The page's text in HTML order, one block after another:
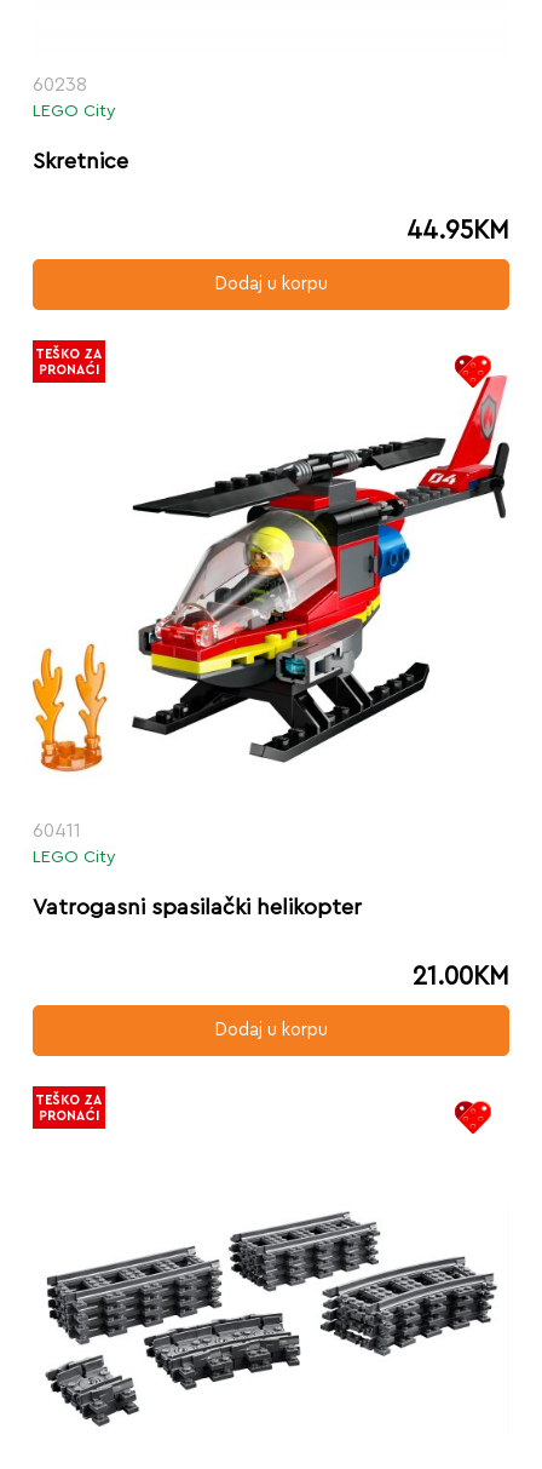
60238
LEGO City
Skretnice
44.95KM
Dodaj u korpu
60411
LEGO City
Vatrogasni spasilački helikopter
21.00KM
Dodaj u korpu
TEŠKO ZA
PRONAĆI
TEŠKO ZA
PRONAĆI